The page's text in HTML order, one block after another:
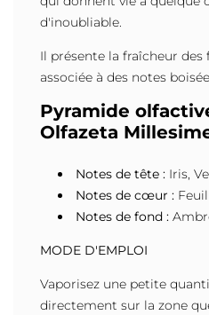
d'inoubliable.
Il présente la fraîcheur des
associée à des notes
Pyramide
Olfazeta
Notes de tête : Iris,
Notes de cœur :
Notes de fond :
MODE D'EMPLOI
Vaporisez une petite
directement sur la zone